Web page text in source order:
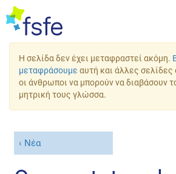
Η σελίδα δεν έχει μεταφραστεί ακόμη.
μεταφράσουμε αυτή και άλλες
οι άνθρωποι να μπορούν να διαβάσουν
μητρική τους γλώσσα.
Νέα